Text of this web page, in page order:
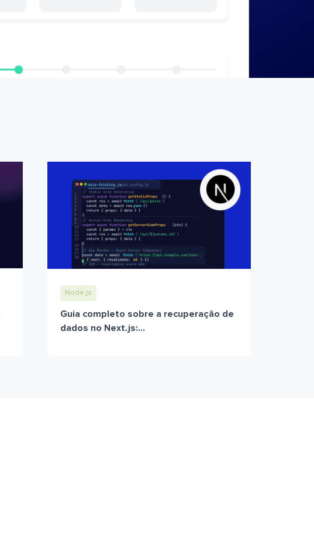
Node.js
Guia completo sobre a recuperação de
dados no Next.js:...